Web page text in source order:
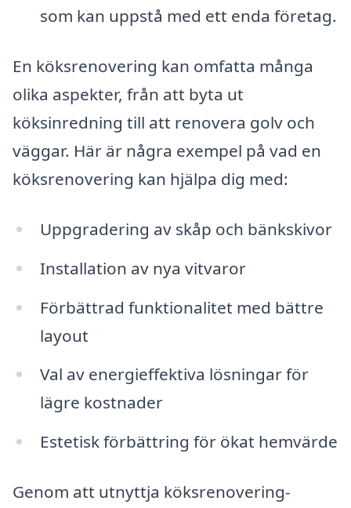
som kan uppstå med ett enda företag.
En köksrenovering kan omfatta många
olika aspekter, från att byta ut
köksinredning till att renovera golv och
väggar. Här är några exempel på vad en
köksrenovering kan hjälpa dig med:
Uppgradering av skåp och bänkskivor
Installation av nya vitvaror
Förbättrad funktionalitet med bättre
layout
Val av energieffektiva lösningar för
lägre kostnader
Estetisk förbättring för ökat hemvärde
Genom att utnyttja köksrenovering-